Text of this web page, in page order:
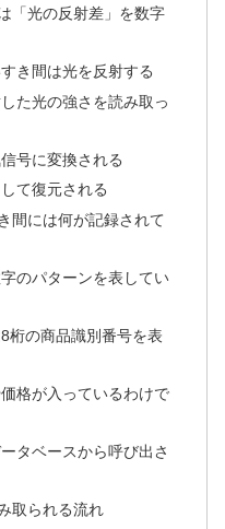
「光の反射差」を数字
き間は光を反射する
た光の強さを読み取っ
号に変換される
て復元される
間には何が記録されて
のパターンを表してい
桁の商品識別番号を表
格が入っているわけで
タベースから呼び出さ
取られる流れ